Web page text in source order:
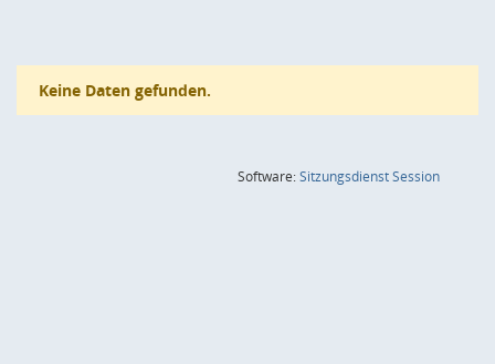
Keine Daten gefunden.
Software:SitzungsdienstSession(Wird in